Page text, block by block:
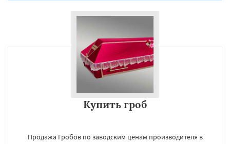
Купить гроб
Продажа Гробов по заводским ценам производителя в